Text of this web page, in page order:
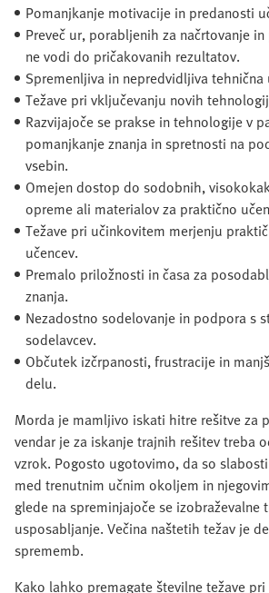
Pomanjkanje motivacije in predanosti
Preveč ur, porabljenih za načrtovanje
ne vodi do pričakovanih rezultatov.
Spremenljiva in nepredvidljiva tehnična
Težave pri vključevanju novih
Razvijajoče se prakse in tehnologije v
pomanjkanje znanja in spretnosti na
vsebin.
Omejen dostop do sodobnih,
opreme ali materialov za praktično
Težave pri učinkovitem merjenju
učencev.
Premalo priložnosti in časa za
znanja.
Nezadostno sodelovanje in podpora s
sodelavcev.
Občutek izčrpanosti, frustracije in
delu.
Morda je mamljivo iskati hitre rešitve za
vendar je za iskanje trajnih rešitev treba
vzrok. Pogosto ugotovimo, da so
med trenutnim učnim okoljem in
glede na spreminjajoče se izobraževalne
usposabljanje. Večina naštetih težav je
sprememb.
Kako lahko premagate številne težave